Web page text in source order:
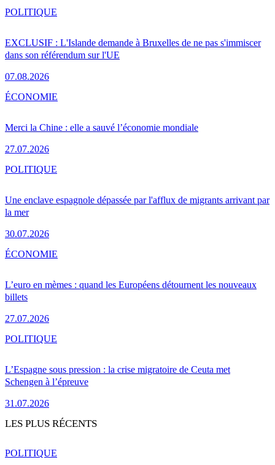
EXCLUSIF : L'Islande demande à Bruxelles de ne pas s'immiscer
dans son référendum sur l'UE
07.08.2026
POLITIQUE
Merci la Chine : elle a sauvé l’économie mondiale
27.07.2026
ÉCONOMIE
Une enclave espagnole dépassée par l'afflux de migrants arrivant par
la mer
30.07.2026
POLITIQUE
L’euro en mèmes : quand les Européens détournent les nouveaux
billets
27.07.2026
ÉCONOMIE
L’Espagne sous pression : la crise migratoire de Ceuta met
Schengen à l’épreuve
31.07.2026
POLITIQUE
LES PLUS RÉCENTS
POLITIQUE